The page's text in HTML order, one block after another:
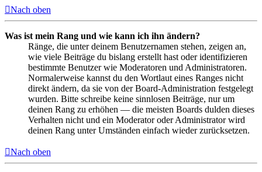
Nach oben
Was ist mein Rang und wie kann ich ihn ändern?
Ränge, die unter deinem Benutzernamen stehen, zeigen an,
wie viele Beiträge du bislang erstellt hast oder identifizieren
bestimmte Benutzer wie Moderatoren und Administratoren.
Normalerweise kannst du den Wortlaut eines Ranges nicht
direkt ändern, da sie von der Board-Administration festgelegt
wurden. Bitte schreibe keine sinnlosen Beiträge, nur um
deinen Rang zu erhöhen — die meisten Boards dulden dieses
Verhalten nicht und ein Moderator oder Administrator wird
deinen Rang unter Umständen einfach wieder zurücksetzen.
Nach oben